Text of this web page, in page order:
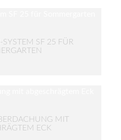
SF 25 FÜR
MIT
ECK